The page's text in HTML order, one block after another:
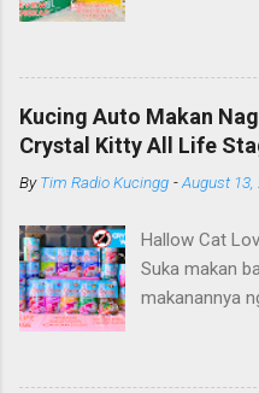
Haipet
kucing yang
Surya,
bidang
Tree
Litter, Cat
dahulu dari
Arthacat Cat
Tree, Snack,
ternyata ga
Kucing Auto Makan
Crystal Kitty All Life
ByTim Radio Kucingg -August 13,
Hallow Cat
Suka makan
makanannya
banget deh